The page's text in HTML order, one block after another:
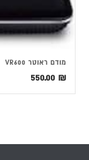
מודם ראוטר VR600
550.00 ₪